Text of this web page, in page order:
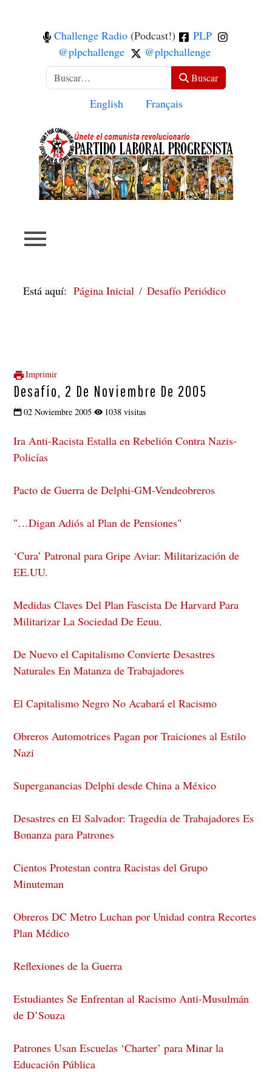
Challenge Radio (Podcast!)
PLP
@plpchallenge
@plpchallenge
Buscar Buscar
Seleccione su idioma
English Français
Está aquí:Página Inicial Desafío Periódico
Imprimir
Desafío, 2 De Noviembre De 2005
02 Noviembre 2005 1038 visitas
Ira Anti-Racista Estalla en Rebelión Contra Nazis-
Policías
Pacto de Guerra de Delphi-GM-Vendeobreros
"…Digan Adiós al Plan de Pensiones"
‘Cura’ Patronal para Gripe Aviar: Militarización de
EE.UU.
Medidas Claves Del Plan Fascista De Harvard Para
Militarizar La Sociedad De Eeuu.
De Nuevo el Capitalismo Convierte Desastres
Naturales En Matanza de Trabajadores
El Capitalismo Negro No Acabará el Racismo
Obreros Automotrices Pagan por Traiciones al Estilo
Nazi
Superganancias Delphi desde China a México
Desastres en El Salvador: Tragedia de Trabajadores Es
Bonanza para Patrones
Cientos Protestan contra Racistas del Grupo
Minuteman
Obreros DC Metro Luchan por Unidad contra Recortes
Plan Médico
Reflexiones de la Guerra
Estudiantes Se Enfrentan al Racismo Anti-Musulmán
de D’Souza
Patrones Usan Escuelas ‘Charter’ para Minar la
Educación Pública